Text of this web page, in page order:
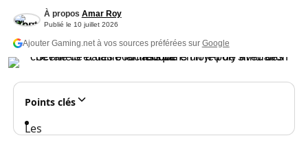
Publié le 10 juillet 2026
À propos Amar Roy
Ajouter Gaming.net à vos sources préférées sur Google
Points clés
Les